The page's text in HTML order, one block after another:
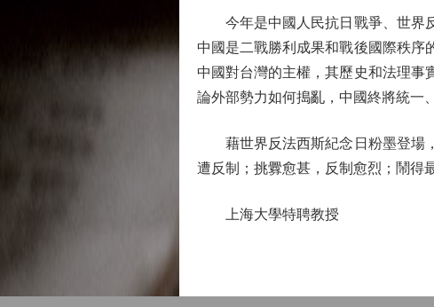
今年是中國人民抗日戰爭、世界反
中國是二戰勝利成果和戰後國際秩序
中國對台灣的主權，其歷史和法理事
論外部勢力如何搗亂，中國終將統一
藉世界反法西斯紀念日粉墨登場，
遭反制；挑釁愈甚，反制愈烈；鬧得
上海大學特聘教授